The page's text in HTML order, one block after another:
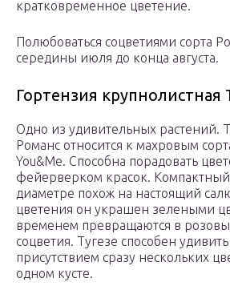
кратковременное цветение.
Полюбоваться соцветиями сорта
середины июля до конца августа.
Гортензия крупнолистная
Одно из удивительных растений.
Романс относится к махровым
You&Me. Способна порадовать
фейерверком красок. Компактный
диаметре похож на настоящий
цветения он украшен зелеными
временем превращаются в
соцветия. Тугезе способен
присутствием сразу нескольких
одном кусте.